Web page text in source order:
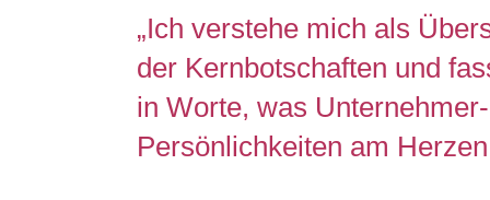
„Ich verstehe mich als
der Kernbotschaften und
in Worte, was Unternehmer-
Persönlichkeiten am